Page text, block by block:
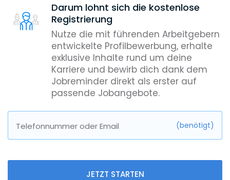
Darum lohnt sich die kostenlose
Registrierung
Nutze die mit führenden Arbeitgebern
entwickelte Profilbewerbung, erhalte
exklusive Inhalte rund um deine
Karriere und bewirb dich dank dem
Jobreminder direkt als erster auf
passende Jobangebote.
Telefonnummer oder Email (benötigt)
JETZT STARTEN